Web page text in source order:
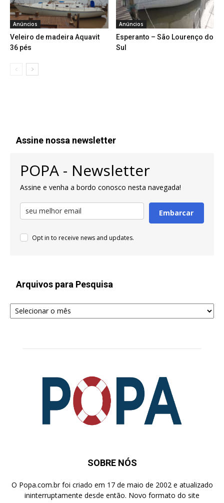
Anúncios
Veleiro de madeira Aquavit
36 pés
Anúncios
Esperanto – São Lourenço do
Sul
Assine nossa newsletter
POPA - Newsletter
Assine e venha a bordo conosco nesta navegada!
Embarcar
Opt in to receive news and updates.
Arquivos para Pesquisa
Arquivos
para
SOBRE NÓS
O Popa.com.br foi criado em 17 de maio de 2002 e atualizado
ininterruptamente desde então. Novo formato do site